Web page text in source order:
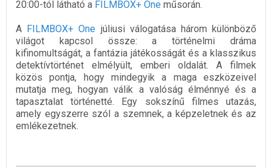
20:00-tól látható a FILMBOX+ One műsorán.
A FILMBOX+ One júliusi válogatása három különböző
világot kapcsol össze: a történelmi dráma
kifinomultságát, a fantázia játékosságát és a klasszikus
detektívtörténet elmélyült, emberi oldalát. A filmek
közös pontja, hogy mindegyik a maga eszközeivel
mutatja meg, hogyan válik a valóság élménnyé és a
tapasztalat történetté. Egy sokszínű filmes utazás,
amely egyszerre szól a szemnek, a képzeletnek és az
emlékezetnek.